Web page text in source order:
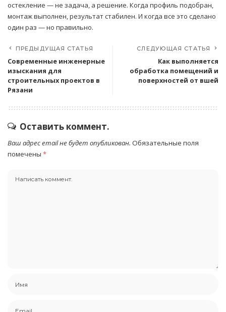
остекление — не задача, а решение. Когда профиль подобран,
монтаж выполнен, результат стабилен. И когда все это сделано
один раз — но правильно.
ПРЕДЫДУЩАЯ СТАТЬЯ
Современные инженерные
изыскания для
строительных проектов в
Рязани
СЛЕДУЮЩАЯ СТАТЬЯ
Как выполняется
обработка помещений и
поверхностей от вшей
Оставить коммент.
Ваш адрес email не будет опубликован. Обязательные поля
помечены *